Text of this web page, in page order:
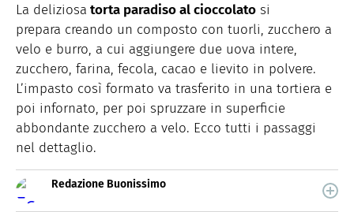
La deliziosa torta paradiso al cioccolato si
prepara creando un composto con tuorli, zucchero a
velo e burro, a cui aggiungere due uova intere,
zucchero, farina, fecola, cacao e lievito in polvere.
L’impasto così formato va trasferito in una tortiera e
poi infornato, per poi spruzzare in superficie
abbondante zucchero a velo. Ecco tutti i passaggi
nel dettaglio.
Redazione Buonissimo